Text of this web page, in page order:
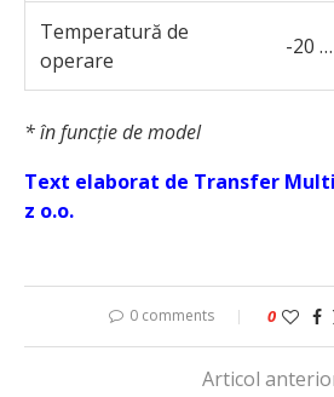
Temperatură de
operare
-20
* în funcție de model
Text elaborat de Transfer
z o.o.
0 comments 0
Articol